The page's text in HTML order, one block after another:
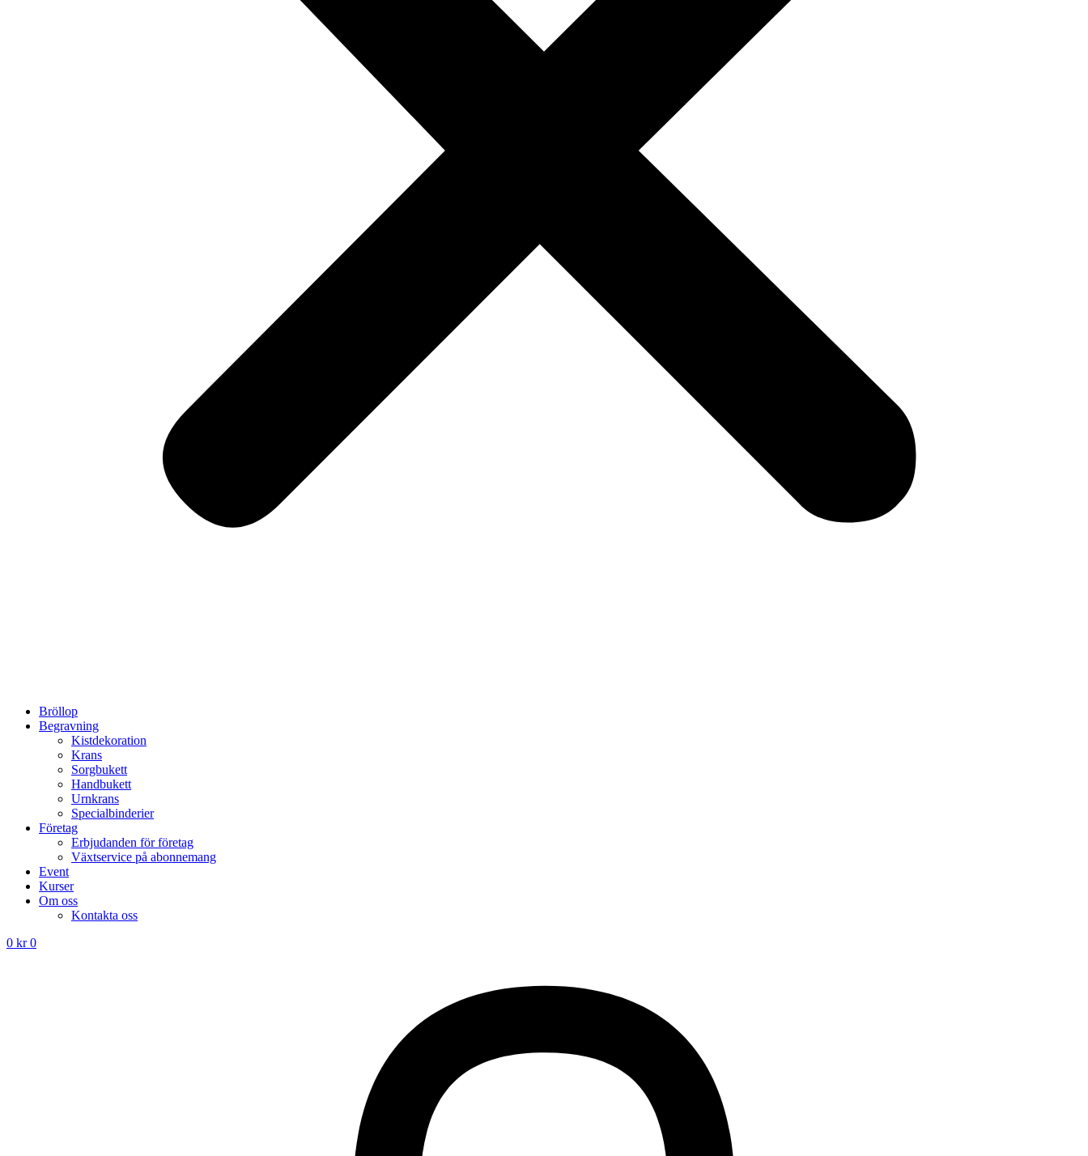
Bröllop
Begravning
Kistdekoration
Krans
Sorgbukett
Handbukett
Urnkrans
Specialbinderier
Företag
Erbjudanden för företag
Växtservice på abonnemang
Event
Kurser
Om oss
Kontakta oss
0 kr 0